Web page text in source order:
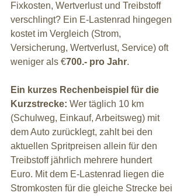
Fixkosten, Wertverlust und Treibstoff
verschlingt? Ein E-Lastenrad hingegen
kostet im Vergleich (Strom,
Versicherung, Wertverlust, Service) oft
weniger als €700.- pro Jahr.
Ein kurzes Rechenbeispiel für die
Kurzstrecke: Wer täglich 10 km
(Schulweg, Einkauf, Arbeitsweg) mit
dem Auto zurücklegt, zahlt bei den
aktuellen Spritpreisen allein für den
Treibstoff jährlich mehrere hundert
Euro. Mit dem E-Lastenrad liegen die
Stromkosten für die gleiche Strecke bei